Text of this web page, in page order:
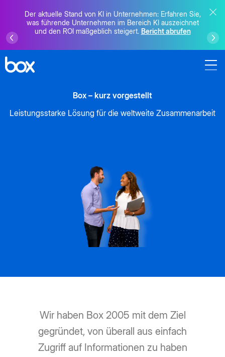
Der aktuelle Stand von KI in Unternehmen: Erfahren Sie,
was führende Unternehmen im Bereich KI auszeichnet
und den ROI maßgeblich steigert. Bericht abrufen
Box – kurz vorgestellt
Leistungsstarke Lösung für die weltweite Zusammenarbeit
Wir haben Box 2005 mit dem Ziel
gegründet, von überall aus einfach
Zugriff auf Informationen zu haben